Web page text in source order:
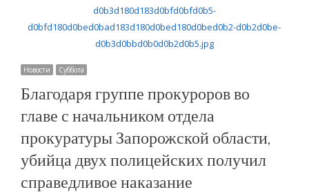
Новости Суббота
Благодаря группе прокуроров во
главе с начальником отдела
прокуратуры Запорожской области,
убийца двух полицейских получил
справедливое наказание